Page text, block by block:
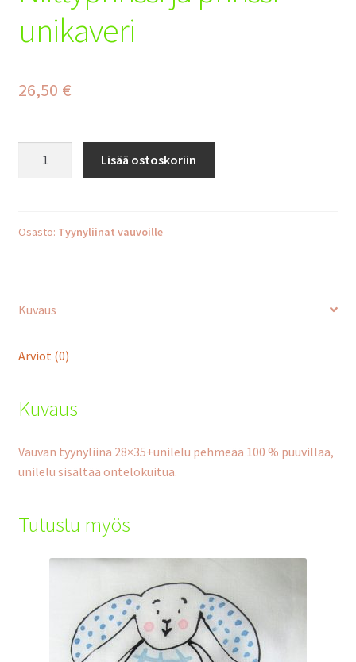
Yhteystiedot
Maksuehdot
unikaveri
26,50 €
määrä
Lisää ostoskoriin
Osasto: Tyynyliinat vauvoille
Kuvaus
Arviot (0)
Kuvaus
Vauvan tyynyliina 28×35+unilelu pehmeää 100 % puuvillaa,
unilelu sisältää ontelokuitua.
Tutustu myös